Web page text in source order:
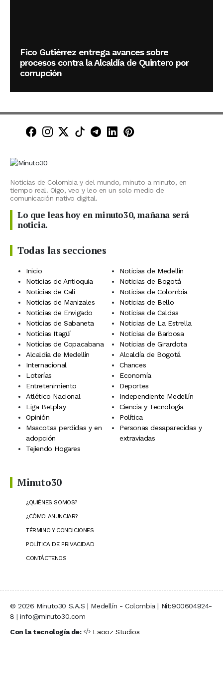
Fico Gutiérrez entrega avances sobre
procesos contra la Alcaldía de Quintero por
corrupción
Minuto30 en Facebook
Minuto30 en Instagram
Minuto30 en X (Twitter)
Minuto30 en TikTok
Canal de Minuto30 en
Minuto30 en LinkedIn
Minuto30 en
Noticias de Colombia y del mundo, minuto a minuto, en
tiempo real. Oigo, veo y leo en un solo medio de
comunicación nativo digital.
Lo que leas hoy en minuto30, mañana será
noticia.
Todas las secciones
Inicio
Noticias de Medellín
Noticias de Antioquia
Noticias de Bogotá
Noticias de Cali
Noticias de Colombia
Noticias de Manizales
Noticias de Bello
Noticias de Envigado
Noticias de Caldas
Noticias de Sabaneta
Noticias de La Estrella
Noticias Itagüí
Noticias de Barbosa
Noticias de Copacabana
Noticias de Girardota
Alcaldía de Medellín
Alcaldía de Bogotá
Internacional
Chances
Loterías
Economía
Entretenimiento
Deportes
Atlético Nacional
Independiente Medellín
Liga Betplay
Ciencia y Tecnología
Opinión
Política
Mascotas perdidas y en
adopción
Personas desaparecidas y
extraviadas
Tejiendo Hogares
Minuto30
¿QUIÉNES SOMOS?
¿CÓMO ANUNCIAR?
TÉRMINO Y CONDICIONES
POLÍTICA DE PRIVACIDAD
CONTÁCTENOS
© 2026 Minuto30 S.A.S | Medellín - Colombia | Nit:900604924-
8 | info@minuto30.com
Con la tecnología de:
Laooz Studios